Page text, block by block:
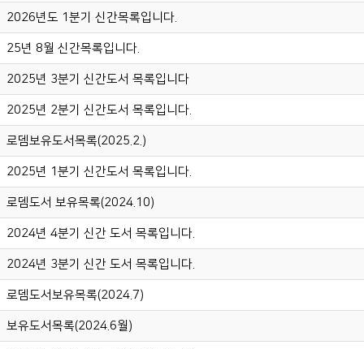
2026년도 1분기 신간목록입니다.
25년 8월 신간목록입니다.
2025년 3분기 신간도서 목록입니다
2025년 2분기 신간도서 목록입니다.
로뎀보유도서목록(2025.2.)
2025년 1분기 신간도서 목록입니다.
로뎀도서 보유목록(2024.10)
2024년 4분기 신간 도서 목록입니다.
2024년 3분기 신간 도서 목록입니다.
로뎀도서보유목록(2024.7)
보유도서목록(2024.6월)